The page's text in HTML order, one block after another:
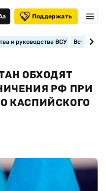
Поддержать
и руководства ВСУ
ОБХОДЯТ
РФ ПРИ
КАСПИЙСКОГО